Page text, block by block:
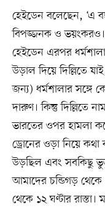
হেইডেন বলেছেন, ‘এ
বিপজ্জনক ও ভয়ংকরও।
হেইডেন এরপর
উড়াল দিয়ে দিল্লিতে
জন্য) ধর্মশালার সঙ্গে
দারুণ। কিন্তু দিল্লিতে
ভারতের ওপর হামলা
ড্রোনের ওড়া নিয়ে
উড়ছিল এবং সবকিছু
আমাদের চন্ডিগড় থেকে
থেকে ১২ ঘণ্টার